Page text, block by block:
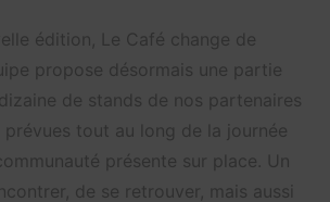
édition, Le Café change de
propose désormais une partie
de stands de nos partenaires
tout au long de la journée
présente sur place. Un
de se retrouver, mais aussi